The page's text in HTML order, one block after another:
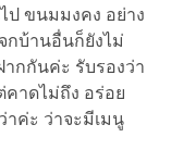
ป ขนมมงคง อย่าง
บ้านอื่นก็ยังไม่
ากกันค่ะ รับรองว่า
คาดไม่ถึง อร่อย
าค่ะ ว่าจะมีเมนู